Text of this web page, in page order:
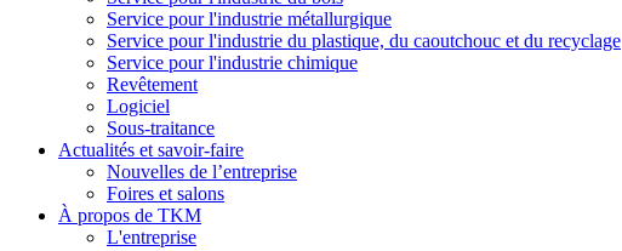
Service pour l'industrie métallurgique
Service pour l'industrie du plastique, du caoutchouc et du recyclage
Service pour l'industrie chimique
Revêtement
Logiciel
Sous-traitance
Actualités et savoir-faire
Nouvelles de l’entreprise
Foires et salons
À propos de TKM
L'entreprise